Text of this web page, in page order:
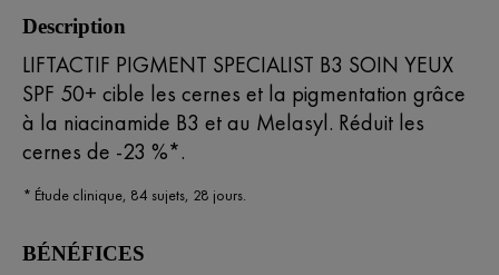
Description
LIFTACTIF PIGMENT SPECIALIST B3 SOIN YEUX
SPF 50+ cible les cernes et la pigmentation grâce
à la niacinamide B3 et au Melasyl. Réduit les
cernes de -23 %*.
* Étude clinique, 84 sujets, 28 jours.
BÉNÉFICES